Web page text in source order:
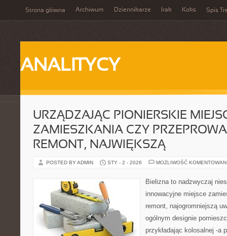
Strona główna Archiwum Dziennikarze Irak Koks Spis
ANALITYCY
URZĄDZAJĄC PIONIERSKIE
ZAMIESZKANIA CZY
REMONT, NAJWIĘKSZĄ
POSTED BY ADMIN STY - 2 - 2026 MOŻLIWOŚĆ
Bielizna to nadzwyczaj
innowacyjne miejsce
remont, najogromniejszą
ogólnym designie
przykładając kolosalnej -a